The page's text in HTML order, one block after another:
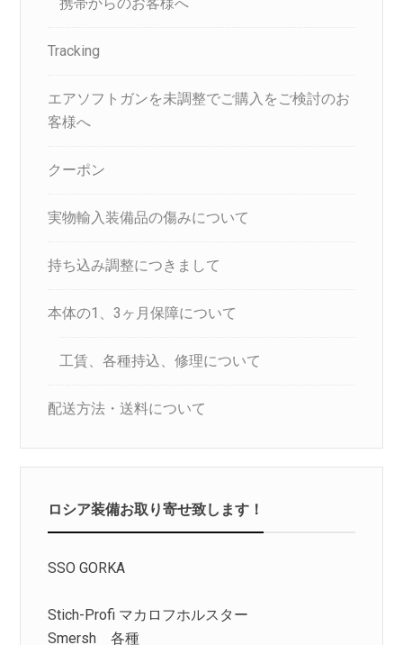
Tracking
エアソフトガンを未調整でご購入をご検討のお
客様へ
クーポン
実物輸入装備品の傷みについて
持ち込み調整につきまして
本体の1、3ヶ月保障について
工賃、各種持込、修理について
配送方法・送料について
ロシア装備お取り寄せ致します！
SSO GORKA
Stich-Profi マカロフホルスター
Smersh 各種